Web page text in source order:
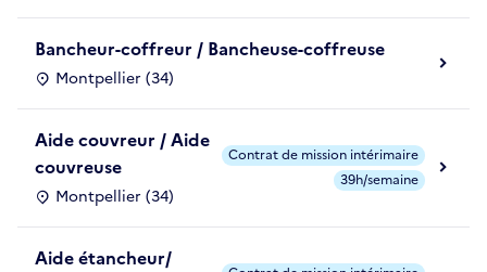
Bancheur-coffreur / Bancheuse-coffreuse
Montpellier (34)
Aide couvreur / Aide
couvreuse
Montpellier (34)
Contrat de mission intérimaire
39h/semaine
Aide étancheur/